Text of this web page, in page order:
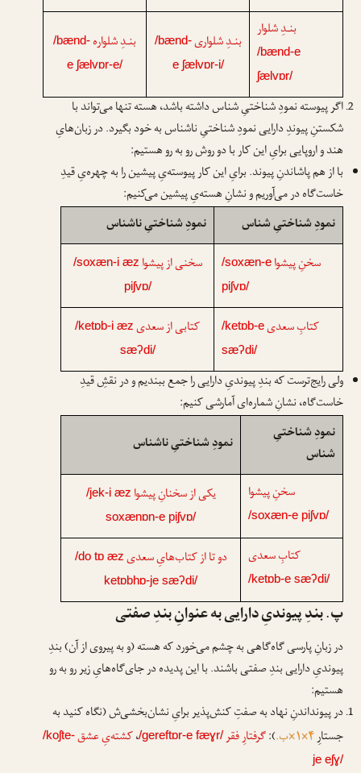
بنـدِ شلوار
/bænd-e
ʃælvɒr/
بنـدِ شلواری/bænd-
e ʃælvɒr-i/
بنـدِ شلواره /bænd-
e ʃælvɒr-e/
اگر پیوسته نمودِ شناختیِ شناس داشته باشد، هسته تنها می‌تواند با
شکستنِ پیوندِ دارایی نمودِ شناختیِ ناشناس به خود بگیرد. در زبان‌هایِ
هند و اروپایی برایِ این کار با دو روش رو به رو هستیم:
با از هم پاشاندنِ پیوند. برایِ این کار پیوسته‌یِ پیشین را به چهره‌یِ قیدِ
خاست‌گاه در می‌آوریم و نشانِ هسته‌یِ پیشین می‌کنیم:
نمودِ شناختیِ شناس نمودِ شناختیِ ناشناس
سخنِ پیشوا /soxæn-e
piʃvɒ/
سخنی از پیشوا /soxæn-i æz
piʃvɒ/
کتابِ سعدی /ketɒb-e
sæʔdi/
کتابی از سعدی /ketɒb-i æz
sæʔdi/
ولی رایج‌ترست که بندِ پیوندیِ دارایی را جمع ببندیم و در نقشِ قیدِ
خاست‌گاه، نشانِ شماره‌ای آمارشی کنیم:
نمودِ شناختیِ
شناس
نمودِ شناختیِ ناشناس
سخنِ پیشوا
/soxæn-e piʃvɒ/
یکی از سخنانِ پیشوا /jek-i æz
soxænɒn-e piʃvɒ/
کتابِ سعدی
/ketɒb-e sæʔdi/
دو تا از کتاب‌هایِ سعدی /do tɒ æz
ketɒbhɒ-je sæʔdi/
پ. بندِ پیوندیِ دارایی به عنوانِ بندِ صفتی
در زبانِ پارسی گاه‌گاهی به چشم می‌خورد که هسته (و به پیروی از آن) بندِ
پیوندیِ دارایی بندِ صفتی باشند. با این پدیده در جای‌گاه‌هایِ زیر رو به رو
هستیم:
در پیونداندنِ نهاد به صفتِ کنش‌پذیر برایِ نشان‌بخشی‌ش (نگاه کنید به
جستارِ۴×۱×ب. ):گرفتارِ فقر/gereftɒr-e fæɣr/،کشته‌یِ عشق /koʃte-
je eʃɣ/